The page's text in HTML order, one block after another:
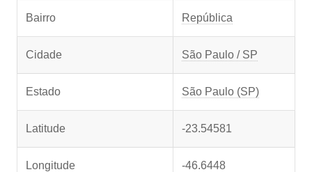
Bairro República
Cidade São Paulo / SP
Estado São Paulo (SP)
Latitude -23.54581
Longitude -46.6448